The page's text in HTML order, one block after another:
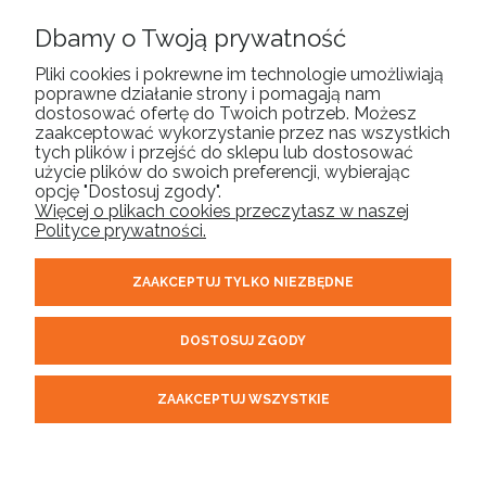
POMOC
MOJE KONTO
PŁATNOŚCI I DOSTAWA
INFORMACJE
O NAS
ORELL | tel.510 304 975| email:sklep@orell.pl| ul. Cukrowa 10F,
REGON: 320711503
Dbamy o Twoją prywatność
Pliki cookies i pokrewne im technologie umożliwiają
poprawne działanie strony i pomagają nam
dostosować ofertę do Twoich potrzeb. Możesz
zaakceptować wykorzystanie przez nas wszystkich
tych plików i przejść do sklepu lub dostosować
użycie plików do swoich preferencji, wybierając
opcję "Dostosuj zgody".
Więcej o plikach cookies przeczytasz w naszej
Polityce prywatności.
ZAAKCEPTUJ TYLKO NIEZBĘDNE
DOSTOSUJ ZGODY
ZAAKCEPTUJ WSZYSTKIE